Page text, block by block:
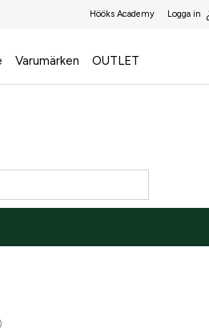
Hööks Academy Logga in
Varumärken OUTLET